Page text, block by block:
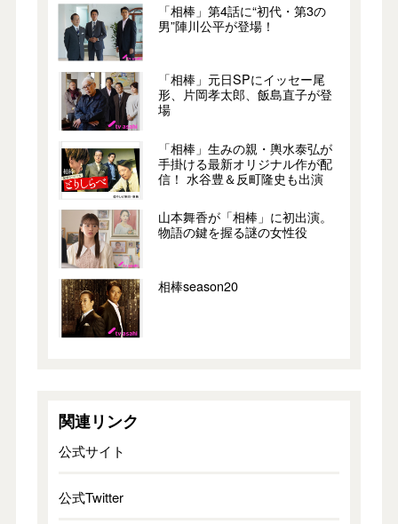
「相棒」第4話に“初代・第3の
男”陣川公平が登場！
「相棒」元日SPにイッセー尾
形、片岡孝太郎、飯島直子が登
場
「相棒」生みの親・輿水泰弘が
手掛ける最新オリジナル作が配
信！ 水谷豊＆反町隆史も出演
山本舞香が「相棒」に初出演。
物語の鍵を握る謎の女性役
相棒season20
関連リンク
公式サイト
公式Twitter